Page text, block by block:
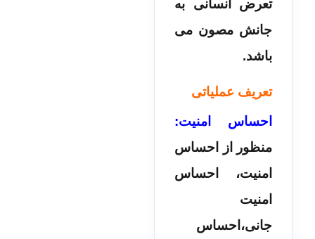
تعرض انسانی به
جانش مصون می­‌
باشد.
تعریف عملیاتی
احساس امنیت:
منظور از احساس
امنیت، احساس
امنیت
جانی،احساس